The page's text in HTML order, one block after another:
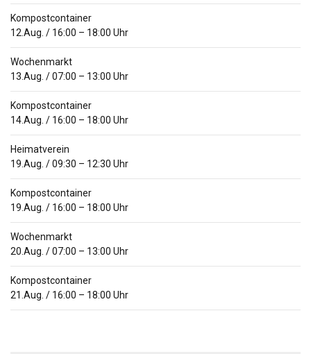
Kompostcontainer
12.Aug. / 16:00 – 18:00 Uhr
Wochenmarkt
13.Aug. /07:00 – 13:00 Uhr
Kompostcontainer
14.Aug. / 16:00 – 18:00 Uhr
Heimatverein
19.Aug. /09:30 – 12:30 Uhr
Kompostcontainer
19.Aug. / 16:00 – 18:00 Uhr
Wochenmarkt
20.Aug. /07:00 – 13:00 Uhr
Kompostcontainer
21.Aug. / 16:00 – 18:00 Uhr